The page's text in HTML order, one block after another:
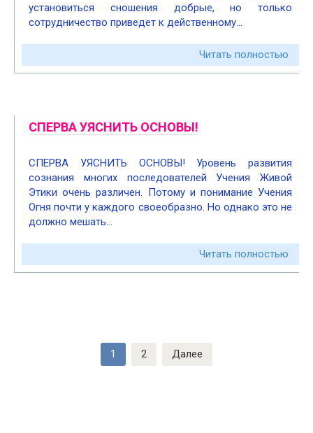
установиться сношения добрые, но только
сотрудничество приведет к действенному…
Читать полностью
СПЕРВА УЯСНИТЬ ОСНОВЫ!
СПЕРВА УЯСНИТЬ ОСНОВЫ! Уровень развития
сознания многих последователей Учения Живой
Этики очень различен. Потому и понимание Учения
Огня почти у каждого своеобразно. Но однако это не
должно мешать…
Читать полностью
1 2 Далее